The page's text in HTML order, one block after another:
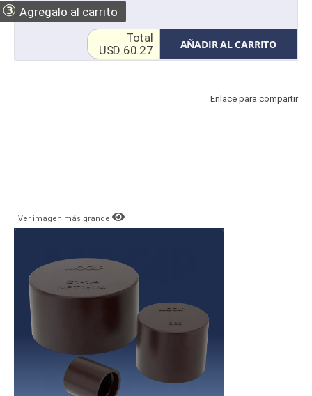
③ Agregalo al carrito
AÑADIR AL CARRITO
Total
USD 60.27
Enlace para compartir
Ver imagen más grande